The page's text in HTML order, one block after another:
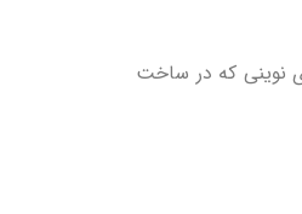
نوینی که در ساخت